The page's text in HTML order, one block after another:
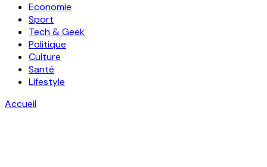
Economie
Sport
Tech & Geek
Politique
Culture
Santé
Lifestyle
Accueil